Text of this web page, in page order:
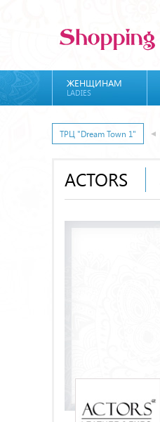
ЖЕНЩИНАМ
LADIES
ТРЦ "Dream Town 1"
ACTORS